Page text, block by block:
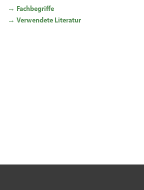
→ Fachbegriffe
→ Verwendete Literatur